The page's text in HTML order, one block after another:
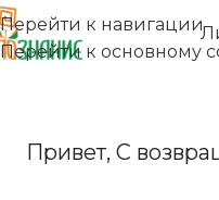
Перейти к навигации
Перейти к основному
Привет, С